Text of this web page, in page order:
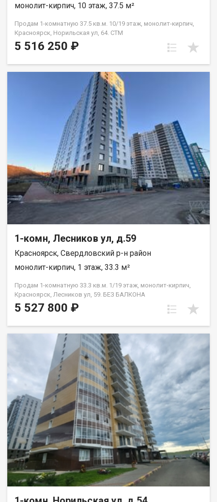
монолит-кирпич, 10 этаж, 37.5 м²
Продам 1-комнатную 37.5 кв.м. 10/19 этаж, монолит-кирпич,
Красноярск, Норильская ул, 64. СТМ
5 516 250 ₽
1-комн, Лесников ул, д.59
Красноярск, Свердловский р-н район
монолит-кирпич, 1 этаж, 33.3 м²
Продам 1-комнатную 33.3 кв.м. 1/19 этаж, монолит-кирпич,
Красноярск, Лесников ул, 59. БЕЗ БАЛКОНА
5 527 800 ₽